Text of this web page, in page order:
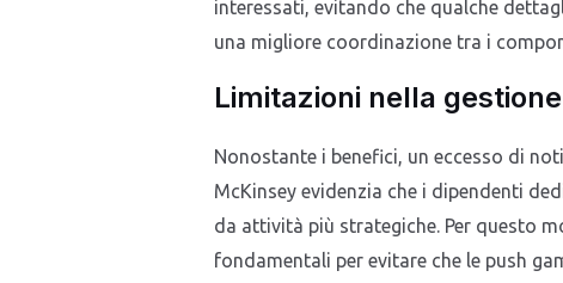
interessati, evitando che qualche
una migliore coordinazione tra i
Limitazioni nella
Nonostante i benefici, un eccesso di
McKinsey evidenzia che i dipendenti
da attività più strategiche. Per questo
fondamentali per evitare che le push